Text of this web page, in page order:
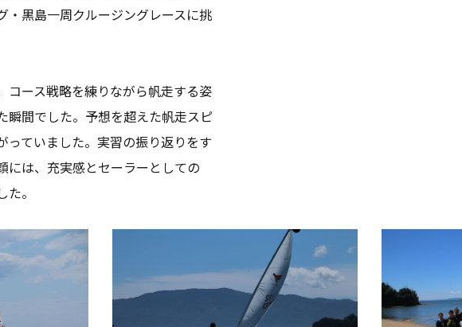
・黒島一周クルージングレースに挑
ース戦略を練りながら帆走する姿
瞬間でした。予想を超えた帆走スピ
っていました。実習の振り返りをす
には、充実感とセーラーとしての
。